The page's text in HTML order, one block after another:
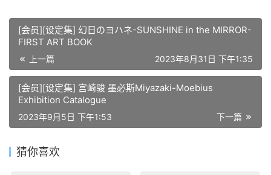
[会员][设定集] 幻日のヨハネ-SUNSHINE in the MIRROR-
FIRST ART BOOK
上一篇 2023年8月31日 下午1:35
[会员][设定集] 宫崎骏 墨必斯Miyazaki-Moebius
Exhibition Catalogue
下一篇
2023年9月5日 下午1:53
猜你喜欢